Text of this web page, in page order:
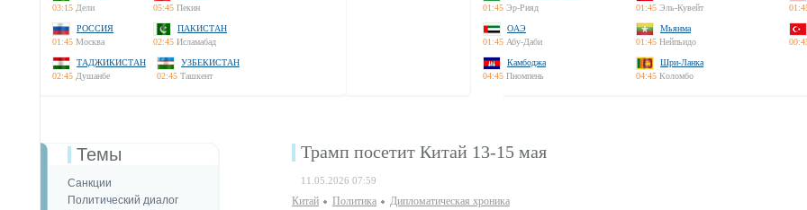
03:15 Дели
05:45 Пекин
РОССИЯ
01:45 Москва
ПАКИСТАН
02:45 Исламабад
ТАДЖИКИСТАН
02:45 Душанбе
УЗБЕКИСТАН
02:45 Ташкент
01:45 Эр-Рияд
01:45 Эль-Кувейт
ОАЭ
01:45 Абу-Даби
Мьянма
01:45 Нейпьидо
Камбоджа
04:45 Пномпень
Шри-Ланка
04:45 Коломбо
Темы
Санкции
Политический диалог
Трамп посетит Китай 13-15 мая
11.05.2026 07:59
Китай Политика Дипломатическая хроника